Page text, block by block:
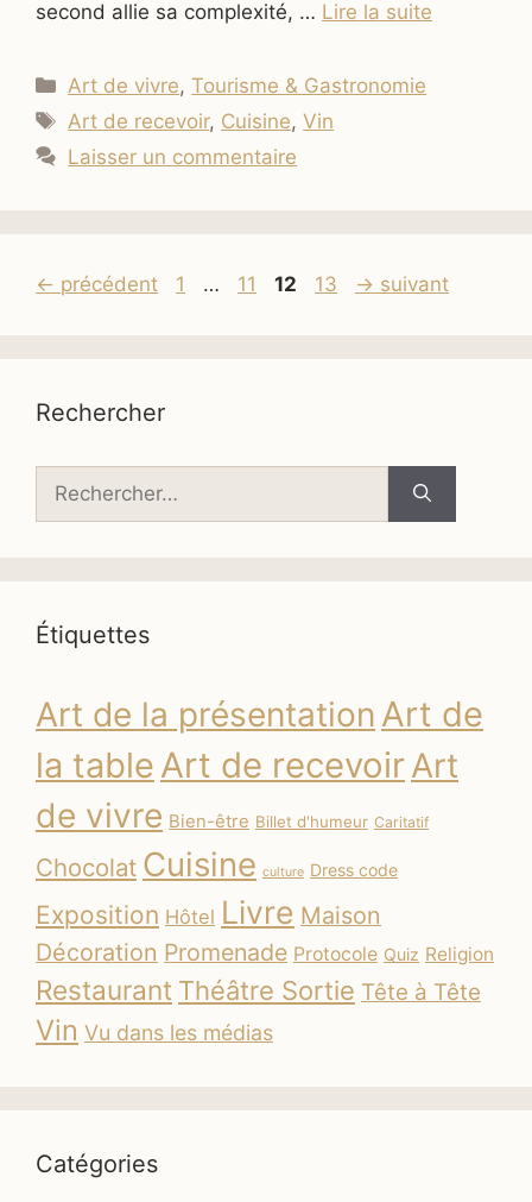
second allie sa complexité, … Lire la suite
Catégories
Art de vivre,Tourisme & Gastronomie
Étiquettes
Art de recevoir, Cuisine,Vin
Laisser un commentaire
← précédent Page
1 … Page
11 Page
12 Page
13 → suivant
Rechercher
Étiquettes
Art de la présentation Art de
la table Art de recevoirArt
de vivre Bien-être Billet d'humeur Caritatif
Chocolat Cuisine culture Dress code
Exposition Hôtel Livre Maison
Décoration Promenade Protocole Quiz Religion
Restaurant Théâtre Sortie Tête à Tête
Vin Vu dans les médias
Catégories